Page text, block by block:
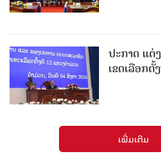
ປະກາດ ແຕ່
ເຂດເລືອກຕັ້
ເພີ່ມເຕີມ